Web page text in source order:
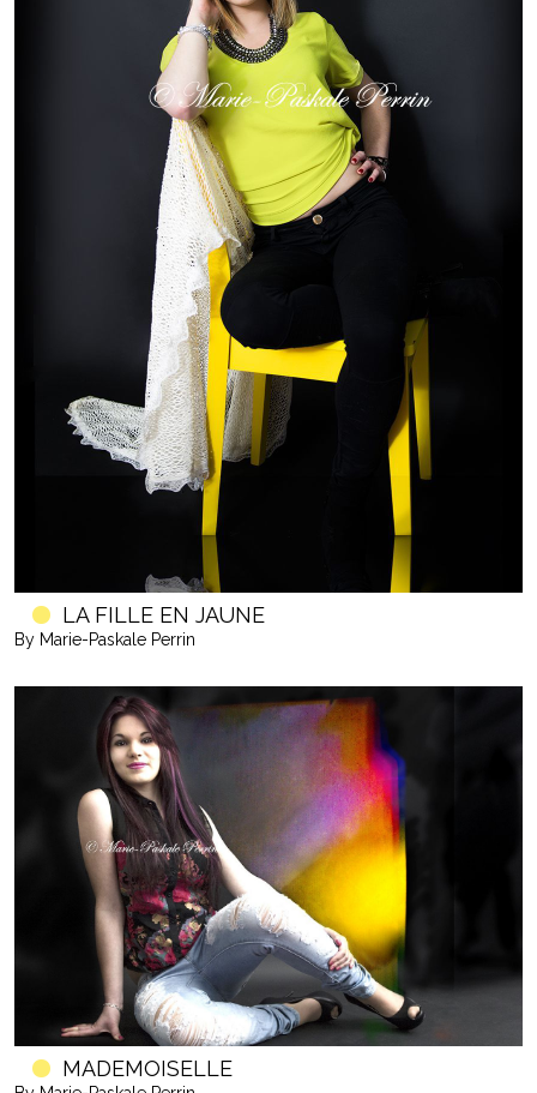
LA FILLE EN JAUNE
By Marie-Paskale Perrin
MADEMOISELLE